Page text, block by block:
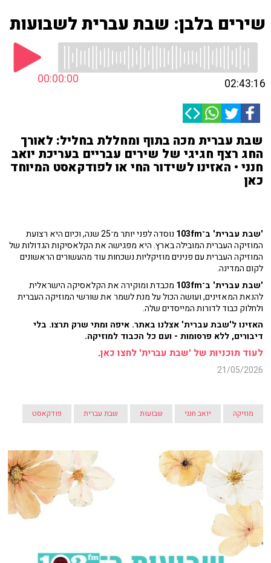
שירים בלבן: שבת עברית לשבועות
00:00:00 02:43:16
שבת עברית מכה בתוף ומחללת בחליל: לאורך
החג רצף חגיגי של שירים עבריים בעריכת יואב
חנני • האזינו לשידור החי או לפודקאסט המיוחד
כאן
'שבת עברית' ב־103fm
נוסדה לפני יותר מ־25 שנה, וכיום היא רצועת
המוזיקה העברית המובילה בארץ. היא מפגישה את הקלאסיקות הגדולות של
המוזיקה העברית עם פנינים מוזיקליות נשכחות עוד מהעשורים הראשונים
לקום המדינה.
'שבת עברית' ב־103fm
מכבדת ומוקירה את הקלאסיקה הישראלית
להנאת המאזינים, ועושה הכול על מנת לשמר את שורשי המוזיקה העברית
ולחלוק כבוד לדורות המייסדים שלה.
האזינו ל'שבת עברית' אצלנו באתר. איפה ומתי שרק תרצו. בלי
דיבורים, ללא פרסומות - ועם כל הכבוד למוזיקה.
לעוד תוכניות של 'שבת עברית' לחצו כאן.
21/05/2026
מוזיקה יואב חנני שבועות שבת עברית פודקאסט